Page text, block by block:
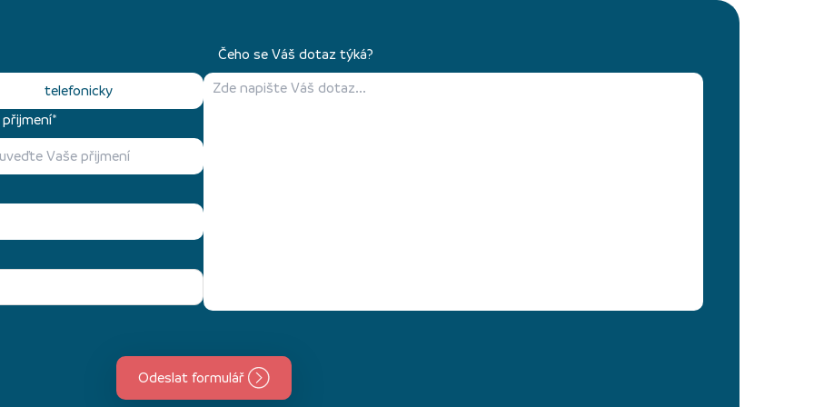
telefonicky
Čeho se Váš dotaz týká?
Odeslat formulář